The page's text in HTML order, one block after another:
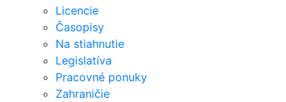
Licencie
Časopisy
Na stiahnutie
Legislatíva
Pracovné ponuky
Zahraničie